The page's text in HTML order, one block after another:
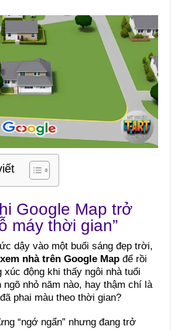
Google Map trở
máy thời gian”
dậy vào một buổi sáng đẹp trời,
xem nhà trên Google Map để rồi
động khi thấy ngôi nhà tuổi
nhỏ năm nào, hay thậm chí là
phai màu theo thời gian?
“ngớ ngẩn” nhưng đang trở